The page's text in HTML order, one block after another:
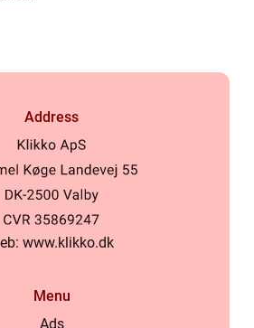
Address
www.klikko.dk
Menu
Ads